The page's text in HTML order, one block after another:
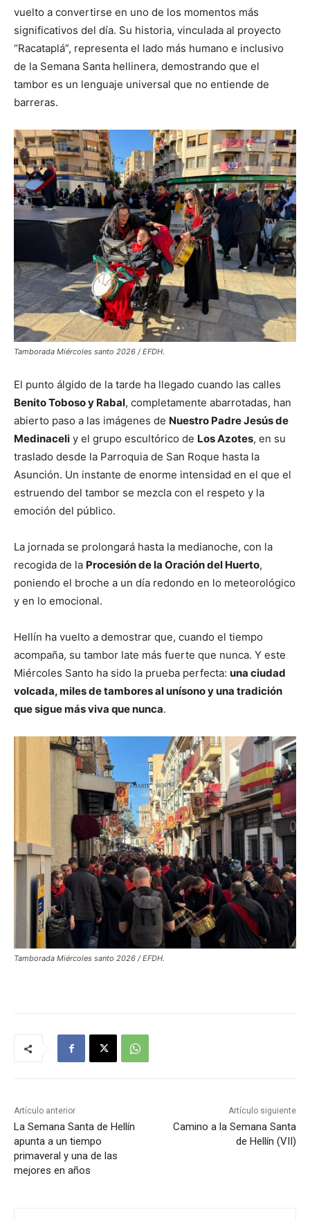
vuelto a convertirse en uno de los momentos más
significativos del día. Su historia, vinculada al proyecto
“Racataplá”, representa el lado más humano e inclusivo
de la Semana Santa hellinera, demostrando que el
tambor es un lenguaje universal que no entiende de
barreras.
Tamborada Miércoles santo 2026 / EFDH.
El punto álgido de la tarde ha llegado cuando las calles
Benito Toboso y Rabal, completamente abarrotadas, han
abierto paso a las imágenes de Nuestro Padre Jesús de
Medinaceli y el grupo escultórico de Los Azotes, en su
traslado desde la Parroquia de San Roque hasta la
Asunción. Un instante de enorme intensidad en el que el
estruendo del tambor se mezcla con el respeto y la
emoción del público.
La jornada se prolongará hasta la medianoche, con la
recogida de la Procesión de la Oración del Huerto,
poniendo el broche a un día redondo en lo meteorológico
y en lo emocional.
Hellín ha vuelto a demostrar que, cuando el tiempo
acompaña, su tambor late más fuerte que nunca. Y este
Miércoles Santo ha sido la prueba perfecta: una ciudad
volcada, miles de tambores al unísono y una tradición
que sigue más viva que nunca.
Tamborada Miércoles santo 2026 / EFDH.
Artículo anterior
La Semana Santa de Hellín
apunta a un tiempo
primaveral y una de las
mejores en años
Artículo siguiente
Camino a la Semana Santa
de Hellín (VII)